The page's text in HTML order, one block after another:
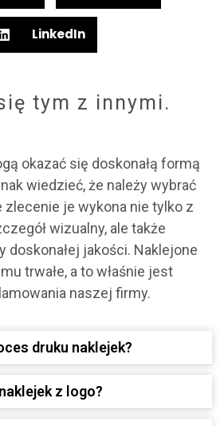
LinkedIn
tym z innymi.
okazać się doskonałą formą
wiedzieć, że należy wybrać
zlecenie je wykona nie tylko z
wizualny, ale także
doskonałej jakości. Naklejone
trwałe, a to właśnie jest
naszej firmy.
druku naklejek?
z logo?